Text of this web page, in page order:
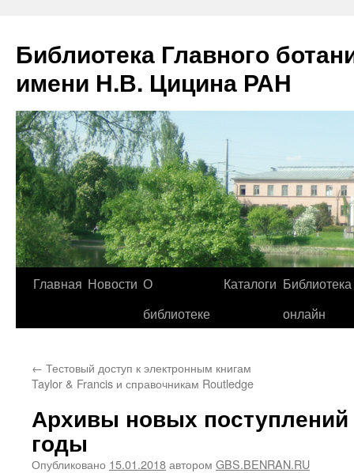
Библиотека Главного
имени Н.В. Цицина РАН
Перейти
Главная Новости О
библиотеке
Каталоги Библиотека
онлайн
← Тестовый доступ к электронным книгам
Taylor & Francis и справочникам Routledge
Архивы новых поступлений
годы
Опубликовано 15.01.2018автором GBS.BENRAN.RU